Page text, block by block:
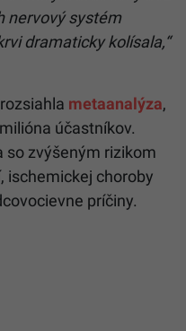
nervový systém
dramaticky kolísala,“
metaanalýza,
účastníkov.
so zvýšeným rizikom
ischemickej choroby
príčiny.